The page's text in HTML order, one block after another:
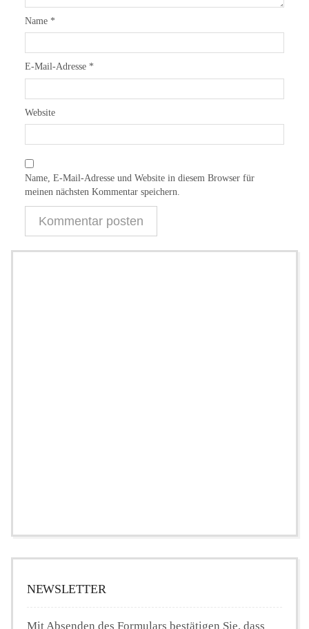
Name *
E-Mail-Adresse *
Website
Name, E-Mail-Adresse und Website in diesem Browser für
meinen nächsten Kommentar speichern.
NEWSLETTER
Mit Absenden des Formulars bestätigen Sie, dass